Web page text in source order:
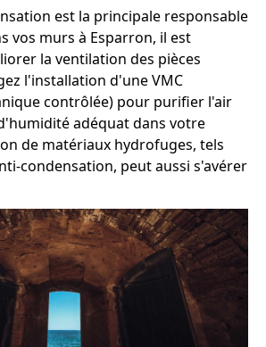
est la principale responsable
vos murs à Esparron, il est
la ventilation des pièces
l'installation d'une VMC
contrôlée) pour purifier l'air
adéquat dans votre
de matériaux hydrofuges, tels
condensation, peut aussi s'avérer